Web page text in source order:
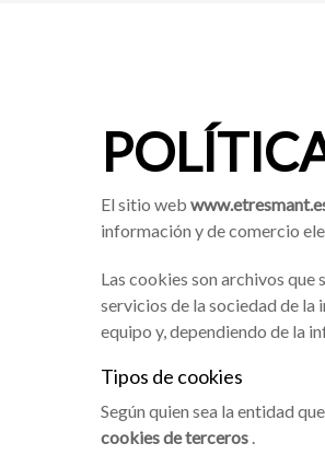
El sitio web
información y de comercio
Las cookies son archivos que
servicios de la sociedad de la
equipo y, dependiendo de la
Tipos de cookies
Según quien sea la entidad
cookies de terceros .